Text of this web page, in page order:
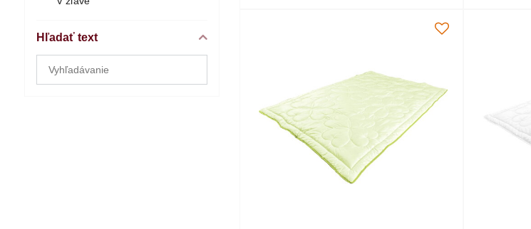
Hľadať text
výsledky